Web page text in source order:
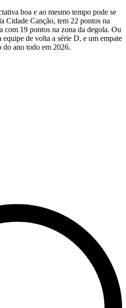
boa e ao mesmo tempo pode se
Cidade Canção, tem 22 pontos na
com 19 pontos na zona da degola. Ou
de volta a série D, e um empate
do ano todo em 2026.